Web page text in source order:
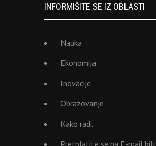
INFORMIŠITE SE IZ OBLASTI
Nauka
Ekonomija
Inovacije
Obrazovanje
Kako radi…